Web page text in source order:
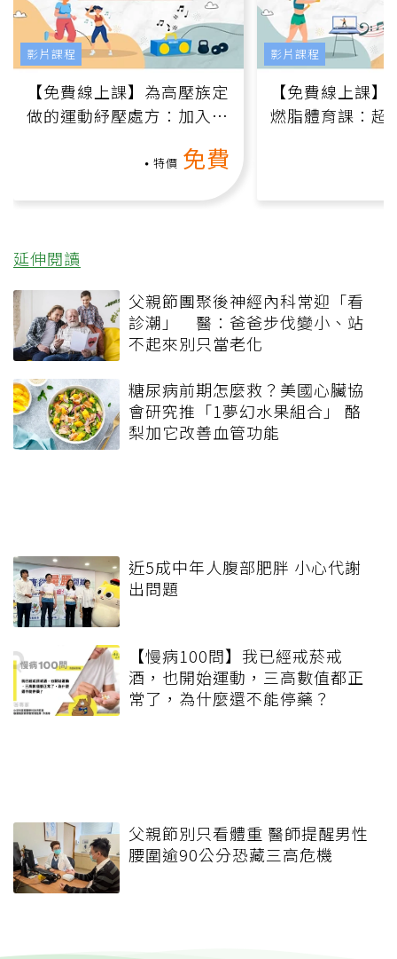
【免費線上課】為高壓族定
做的運動紓壓處方：加入行
特價 免費
影片課程
【免費線上課
燃脂體育課：超
影片課程
延伸閱讀
父親節團聚後神經內科常迎「看
診潮」 醫：爸爸步伐變小、站
不起來別只當老化
糖尿病前期怎麼救？美國心臟協
會研究推「1夢幻水果組合」 酪
梨加它改善血管功能
近5成中年人腹部肥胖 小心代謝
出問題
【慢病100問】我已經戒菸戒
酒，也開始運動，三高數值都正
常了，為什麼還不能停藥？
父親節別只看體重 醫師提醒男性
腰圍逾90公分恐藏三高危機